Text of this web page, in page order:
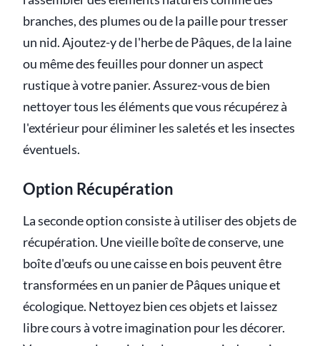
branches, des plumes ou de la paille pour tresser
un nid. Ajoutez-y de l'herbe de Pâques, de la laine
ou même des feuilles pour donner un aspect
rustique à votre panier. Assurez-vous de bien
nettoyer tous les éléments que vous récupérez à
l'extérieur pour éliminer les saletés et les insectes
éventuels.
Option Récupération
La seconde option consiste à utiliser des objets de
récupération. Une vieille boîte de conserve, une
boîte d'œufs ou une caisse en bois peuvent être
transformées en un panier de Pâques unique et
écologique. Nettoyez bien ces objets et laissez
libre cours à votre imagination pour les décorer.